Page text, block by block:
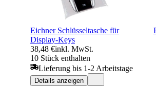
Eichner Schlüsseltasche für
Display-Keys
38,48 €inkl. MwSt.
10 Stück enthalten
Lieferung bis 1-2 Arbeitstage
Details anzeigen